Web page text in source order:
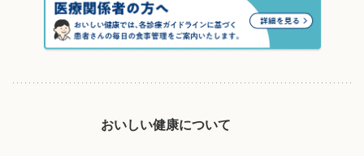
おいしい健康について